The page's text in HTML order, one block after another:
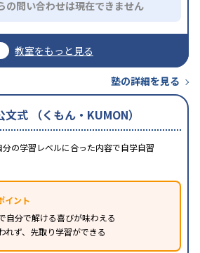
の問い合わせは現在できません
教室をもっと見る
塾の詳細を見る
文式 （くもん・KUMON）
分の学習レベルに合った内容で自学自習
イント
自分で解ける喜びが味わえる
れず、先取り学習ができる